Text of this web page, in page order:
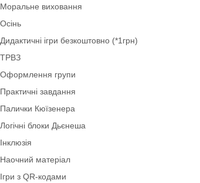
Валеологія
Нова українська школа НУШ
Ігри для дітей 4–5 років (середня група)
Права дитини
Демонстраційний матеріал
Інноваційні технології
Моральне виховання